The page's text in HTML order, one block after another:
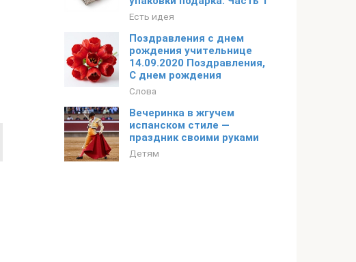
Есть идея
Поздравления с днем
рождения учительнице
14.09.2020 Поздравления,
С днем рождения
Слова
Вечеринка в жгучем
испанском стиле —
праздник своими руками
Детям